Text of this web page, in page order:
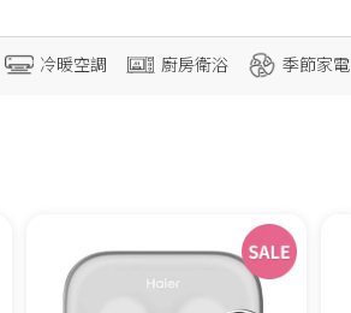
冷暖空調 廚房衛浴 季節家電